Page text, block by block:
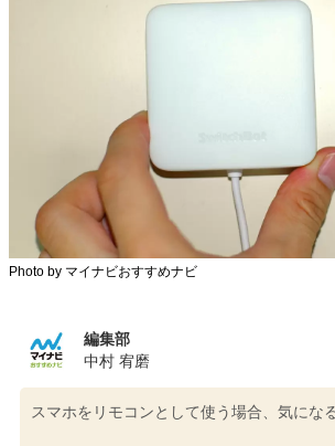
Photo by マイナビおすすめナビ
編集部
中村 宥磨
スマホをリモコンとして使う場合、気にな